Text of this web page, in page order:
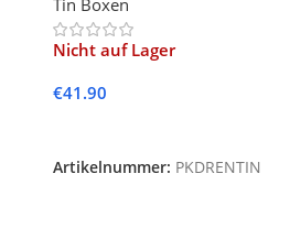
Tin Boxen
Nicht auf Lager
€41.90
Artikelnummer: PKDRENTIN